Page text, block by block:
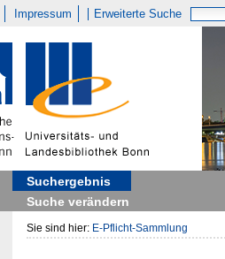
Impressum Erweiterte Suche
Suchergebnis
Suche verändern
Sie sind hier: E-Pflicht-Sammlung